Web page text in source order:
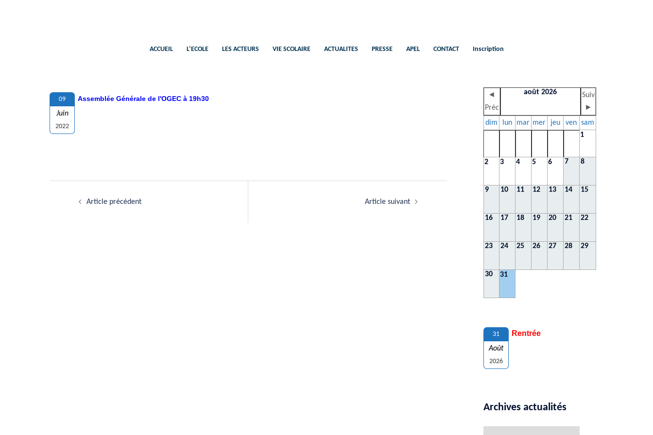
ACCUEIL L’ECOLE LES ACTEURS VIE SCOLAIRE ACTUALITES PRESSE APEL CONTACT Inscription
09
Juin
2022
Assemblée Générale de l'OGEC à 19h30
Article précédent Article suivant
◄
Préc
août 2026
Suiv
►
dim
lun mar mer jeu ven sam
1
2 3 4 5 6 7 8
9 10 11 12 13 14 15
16 17 18 19 20 21 22
23 24 25 26 27 28 29
30 31
31
Août
2026
Rentrée
Archives actualités